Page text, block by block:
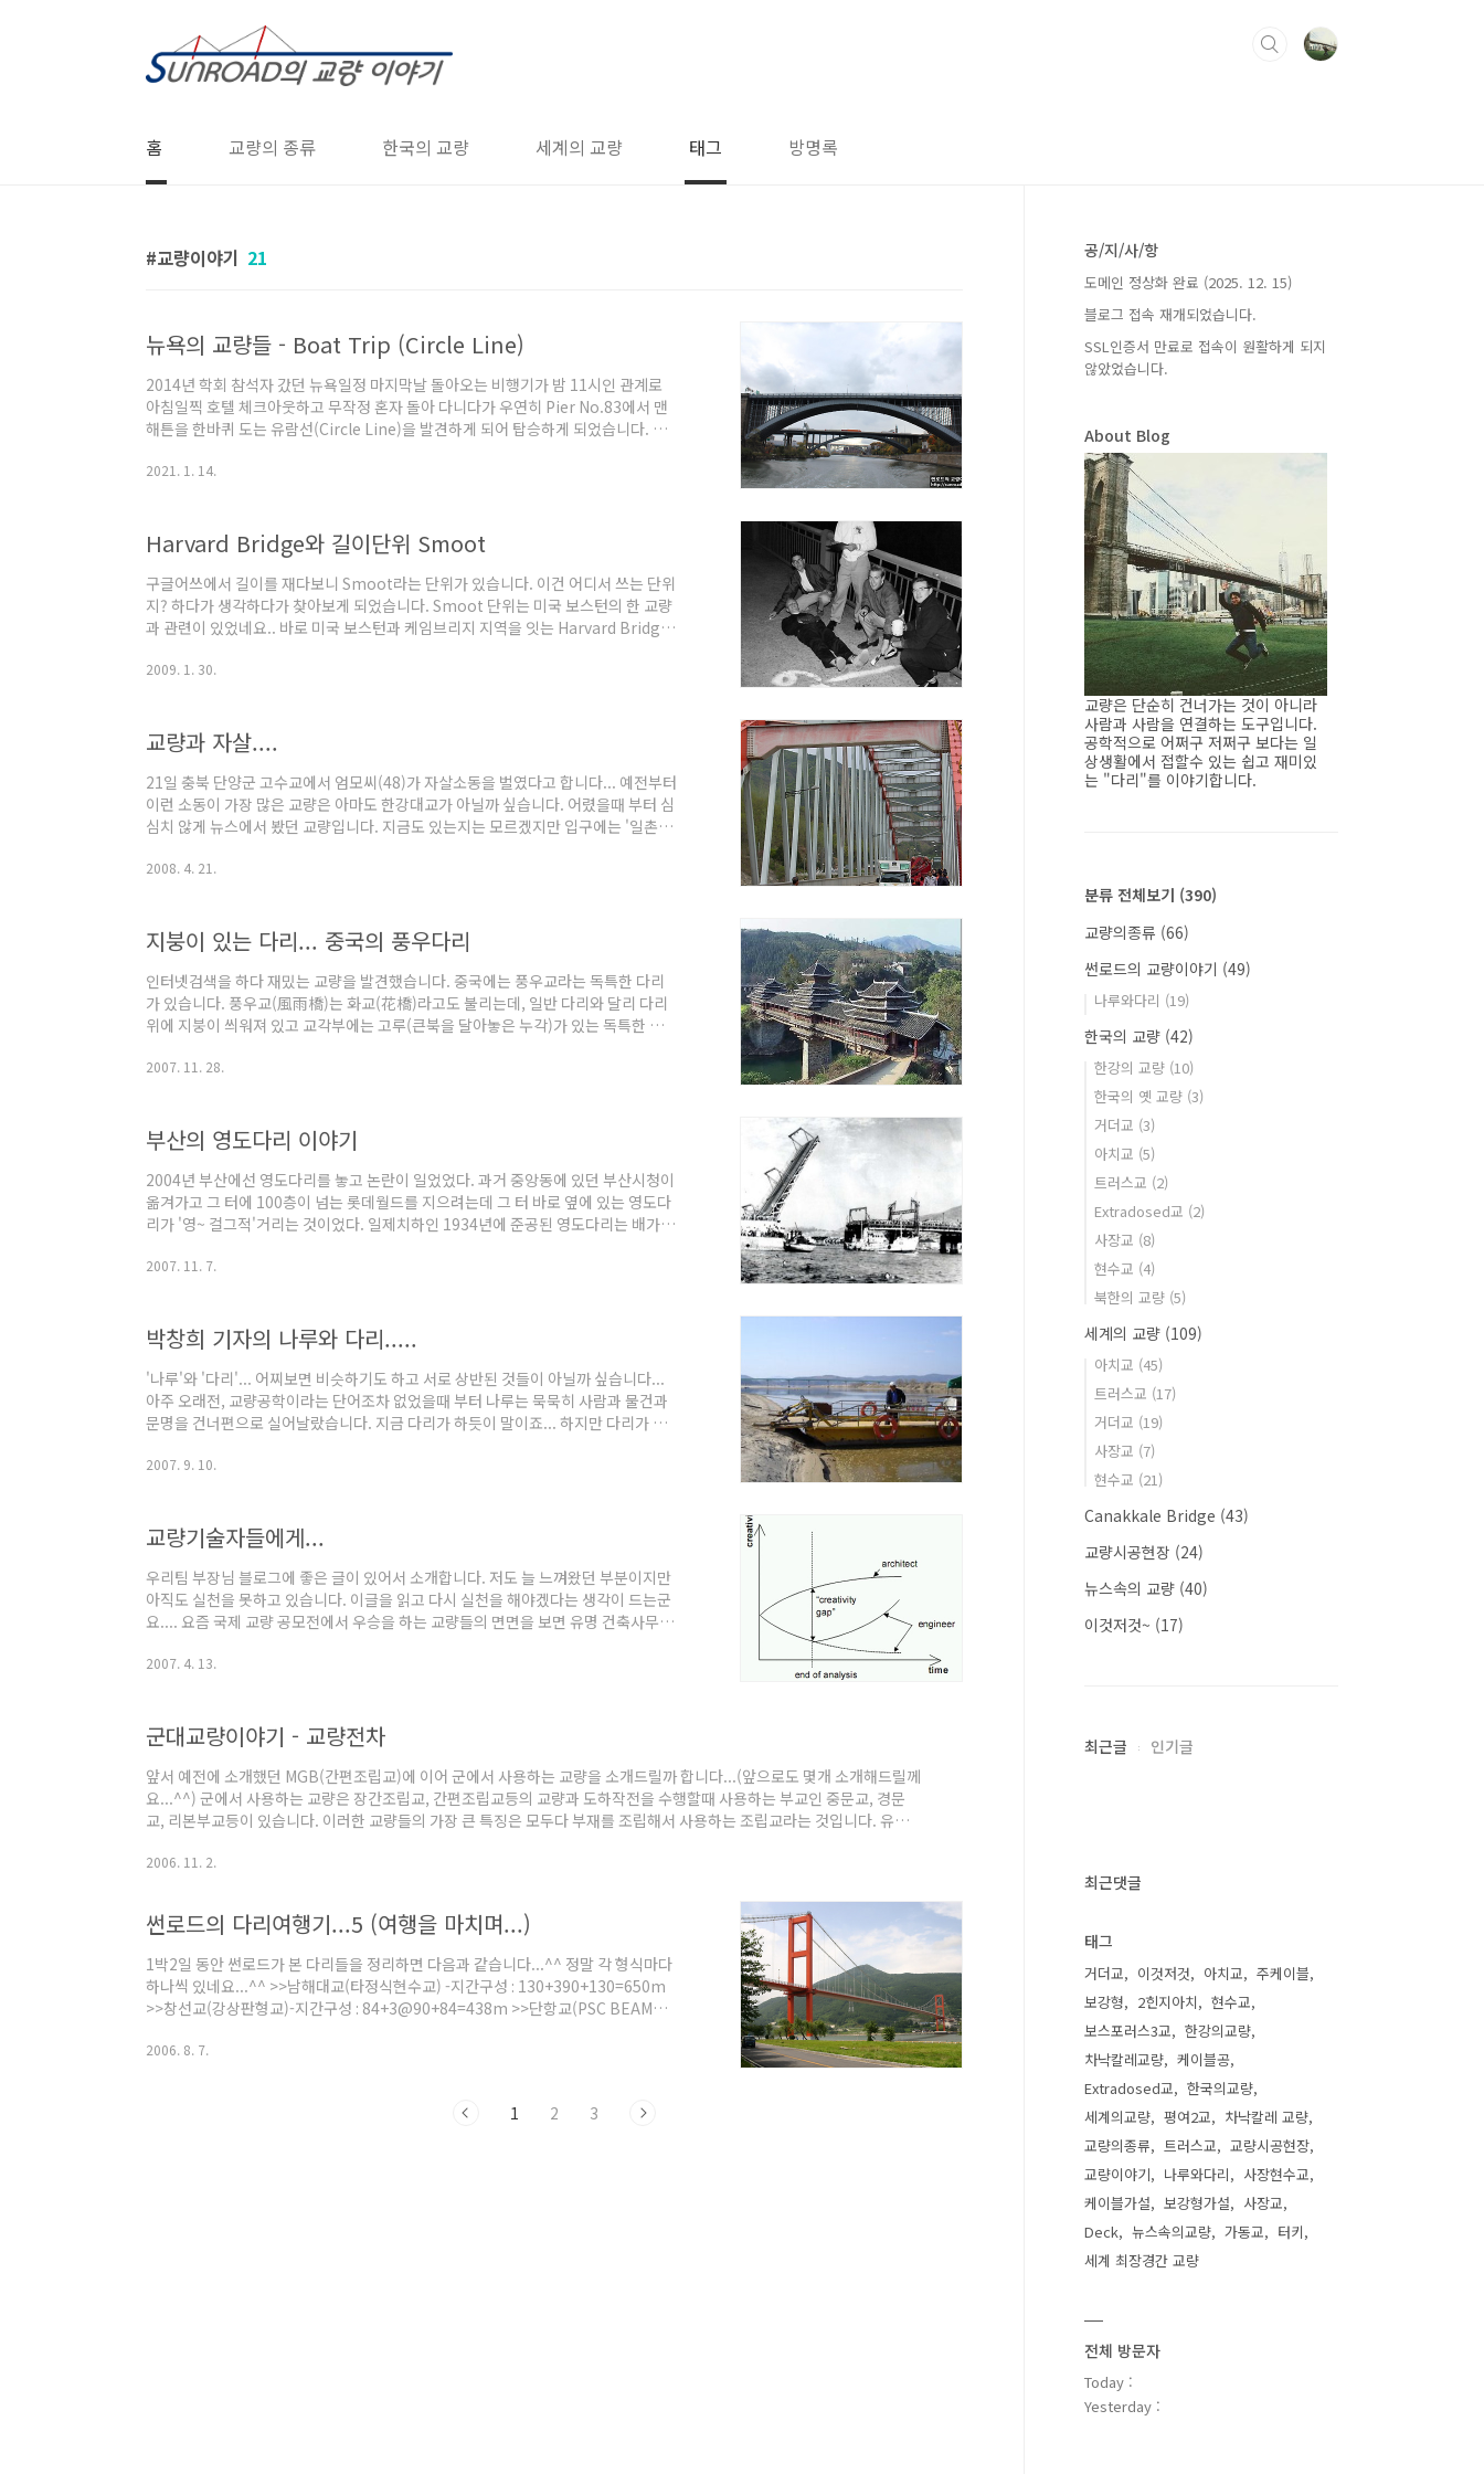
홈 교량의 종류 한국의 교량 세계의 교량 태그 방명록
교량이야기 21
뉴욕의 교량들 - Boat Trip (Circle Line)
2014년 학회 참석자 갔던 뉴욕일정 마지막날 돌아오는 비행기가 밤 11시인 관계로
아침일찍 호텔 체크아웃하고 무작정 혼자 돌아 다니다가 우연히 Pier No.83에서 맨
해튼을 한바퀴 도는 유람선(Circle Line)을 발견하게 되어 탑승하게 되었습니다. 덕
갔다가 경찰관한테 혹시 유람선 같은거 있냐고 물어봤을때는 없다고 했었는데...) 유
한바퀴 도는 코스)였습니다. 맨해튼섬을 연결하는 교량은 총 20개로 뉴욕의 개발이
오래전에 이루어진 만큼 대..
2021. 1. 14.
Harvard Bridge와 길이단위 Smoot
구글어쓰에서 길이를 재다보니 Smoot라는 단위가 있습니다. 이건 어디서 쓰는 단위
지? 하다가 생각하다가 찾아보게 되었습니다. Smoot 단위는 미국 보스턴의 한 교량
과 관련이 있었네요.. 바로 미국 보스턴과 케임브리지 지역을 잇는 Harvard Bridge
폭은 21.13m 입니다. Harvard Bridge 1891년 완공되었으며 1988~1989에 개보
임브리지 지역을 잇는 Harvard Bridge에 청년 Oliver R...
2009. 1. 30.
교량과 자살....
21일 충북 단양군 고수교에서 엄모씨(48)가 자살소동을 벌였다고 합니다... 예전부터
이런 소동이 가장 많은 교량은 아마도 한강대교가 아닐까 싶습니다. 어렸을때 부터 심
심치 않게 뉴스에서 봤던 교량입니다. 지금도 있는지는 모르겠지만 입구에는 '일촌대
지 못하도록 하부에 구리스를 바르거나 베어링판등을 달기도 했었죠... 그 외에도 마
명이라고 하니 거의 하루에 한명꼴이 아닌가 싶습니다. 미국의 금문교의 경우도 자살
자가 많아 자살방지용 난간을 만든다고 하여 논란이..
2008. 4. 21.
지붕이 있는 다리... 중국의 풍우다리
인터넷검색을 하다 재밌는 교량을 발견했습니다. 중국에는 풍우교라는 독특한 다리
가 있습니다. 풍우교(風雨橋)는 화교(花橋)라고도 불리는데, 일반 다리와 달리 다리
위에 지붕이 씌워져 있고 교각부에는 고루(큰북을 달아놓은 누각)가 있는 독특한 다
네의 쉼터 역활도 하는 다리입니다. 얼마전 전주천에 한옥다리를 세운다는 기사를 소
꽉 차겠네요... 아무튼 나중에 보도교 설계하면 함 써먹어봐야겠습니다. (근데 비싸서
안되겠지요...-.-;;) 풍우다리 중 청양(程陽)풍우다리는..
2007. 11. 28.
부산의 영도다리 이야기
2004년 부산에선 영도다리를 놓고 논란이 일었었다. 과거 중앙동에 있던 부산시청이
옮겨가고 그 터에 100층이 넘는 롯데월드를 지으려는데 그 터 바로 옆에 있는 영도다
리가 '영~ 걸그적'거리는 것이었다. 일제치하인 1934년에 준공된 영도다리는 배가
개통식이 있었는데, 다리의 일부가 하늘로 치솟는 장면을 보기 위해 무려 6만 명이 몰
소로 선택(?)되는 바람에 경찰이 다리 밑에서 보트를 타고 대기하기까지 했다 한다.
피난 와 부산 지리를 모르는 이들은 "영..
2007. 11. 7.
박창희 기자의 나루와 다리.....
'나루'와 '다리'... 어찌보면 비슷하기도 하고 서로 상반된 것들이 아닐까 싶습니다...
아주 오래전, 교량공학이라는 단어조차 없었을때 부터 나루는 묵묵히 사람과 물건과
문명을 건너편으로 실어날랐습니다. 지금 다리가 하듯이 말이죠... 하지만 다리가 건
갔으며 '나루'라는 말은 점점 추억속으로 잊혀지고 있는것 같습니다. 예전부터 소개하
걸어가면 느낄수 있는것 처럼(정말이에요... 한번 걸어보세요...^^) 너무나 바쁘게만
돌아가는 우리의 삶을 잠시나마 돌아보게 만드..
2007. 9. 10.
교량기술자들에게...
우리팀 부장님 블로그에 좋은 글이 있어서 소개합니다. 저도 늘 느껴왔던 부분이지만
아직도 실천을 못하고 있습니다. 이글을 읽고 다시 실천을 해야겠다는 생각이 드는군
요.... 요즘 국제 교량 공모전에서 우승을 하는 교량들의 면면을 보면 유명 건축사무소
는 엔지니어로부터 건축가로 업무영역이 넘어가고 있지 않나 싶을 정도이다. 물론 아
대해 그들의 역량을 펼칠 날이 오지 않을까 내심 걱정된다.(?) 엔지니어들은 단지 컴
퓨터에 앉아 계산이나 하면 되는 시대가 오지 않나..
2007. 4. 13.
군대교량이야기 - 교량전차
앞서 예전에 소개했던 MGB(간편조립교)에 이어 군에서 사용하는 교량을 소개드릴까 합니다...(앞으로도 몇개 소개해드릴께
요...^^) 군에서 사용하는 교량은 장간조립교, 간편조립교등의 교량과 도하작전을 수행할때 사용하는 부교인 중문교, 경문
교, 리본부교등이 있습니다. 이러한 교량들의 가장 큰 특징은 모두다 부재를 조립해서 사용하는 조립교라는 것입니다. 유사
힘으로만 가설한다는것은 힘든일이긴합니다... 또한 가설시간도 문제가 되겠지요... 간편조립교의 경우 25m지간장의 교량
2006. 11. 2.
썬로드의 다리여행기...5 (여행을 마치며...)
1박2일 동안 썬로드가 본 다리들을 정리하면 다음과 같습니다...^^ 정말 각 형식마다
하나씩 있네요...^^ >>남해대교(타정식현수교) -지간구성 : 130+390+130=650m
>>창선교(강상판형교)-지간구성 : 84+3@90+84=438m >>단항교(PSC BEAM
80+180+80=340m >>늑도대교(PSC BOX GIRDER교:FCM)-지간구성 :
103+230+103=436m 아무런 계획도 없이 무작정 혼자 떠난 여행이었습니다. 처
2006. 8. 7.
1 2 3
공/지/사/항
도메인 정상화 완료 (2025. 12. 15)
블로그 접속 재개되었습니다.
SSL인증서 만료로 접속이 원활하게 되지
않았었습니다.
About Blog
교량은 단순히 건너가는 것이 아니라
사람과 사람을 연결하는 도구입니다.
공학적으로 어쩌구 저쩌구 보다는 일
상생활에서 접할수 있는 쉽고 재미있
는 "다리"를 이야기합니다.
분류 전체보기 (390)
교량의종류 (66)
썬로드의 교량이야기 (49)
나루와다리 (19)
한국의 교량 (42)
한강의 교량 (10)
한국의 옛 교량 (3)
거더교 (3)
아치교 (5)
트러스교 (2)
Extradosed교 (2)
사장교 (8)
현수교 (4)
북한의 교량 (5)
세계의 교량 (109)
아치교 (45)
트러스교 (17)
거더교 (19)
사장교 (7)
현수교 (21)
Canakkale Bridge (43)
교량시공현장 (24)
뉴스속의 교량 (40)
이것저것~ (17)
최근글 인기글
최근댓글
태그
거더교 이것저것 아치교
주케이블
보강형
2힌지아치
현수교
보스포러스3교
한강의교량
차낙칼레교량
케이블공
Extradosed교
한국의교량
세계의교량
평여2교
차낙칼레 교량
교량의종류
트러스교
교량시공현장
교량이야기
나루와다리
사장현수교
케이블가설
보강형가설
사장교
Deck
뉴스속의교량 가동교
터키
세계 최장경간 교량
전체 방문자
Today :
Yesterday :